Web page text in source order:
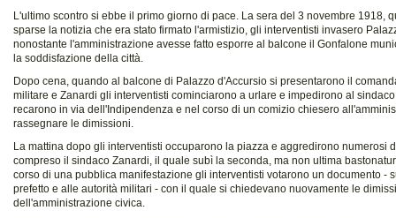
L'ultimo scontro si ebbe il primo giorno di pace. La sera del 3 novembre 1918,
sparse la notizia che era stato firmato l'armistizio, gli interventisti invasero
nonostante l'amministrazione avesse fatto esporre al balcone il Gonfalone
la soddisfazione della città.
Dopo cena, quando al balcone di Palazzo d'Accursio si presentarono il
militare e Zanardi gli interventisti cominciarono a urlare e impedirono al
recarono in via dell'Indipendenza e nel corso di un comizio chiesero
rassegnare le dimissioni.
La mattina dopo gli interventisti occuparono la piazza e aggredirono numerosi
compreso il sindaco Zanardi, il quale subì la seconda, ma non ultima
corso di una pubblica manifestazione gli interventisti votarono un documento -
prefetto e alle autorità militari - con il quale si chiedevano nuovamente le
dell'amministrazione civica.